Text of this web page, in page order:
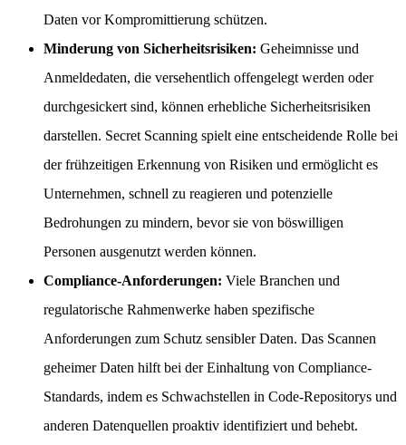
Daten vor Kompromittierung schützen.
Minderung von Sicherheitsrisiken: Geheimnisse und
Anmeldedaten, die versehentlich offengelegt werden oder
durchgesickert sind, können erhebliche Sicherheitsrisiken
darstellen. Secret Scanning spielt eine entscheidende Rolle bei
der frühzeitigen Erkennung von Risiken und ermöglicht es
Unternehmen, schnell zu reagieren und potenzielle
Bedrohungen zu mindern, bevor sie von böswilligen
Personen ausgenutzt werden können.
Compliance-Anforderungen: Viele Branchen und
regulatorische Rahmenwerke haben spezifische
Anforderungen zum Schutz sensibler Daten. Das Scannen
geheimer Daten hilft bei der Einhaltung von Compliance-
Standards, indem es Schwachstellen in Code-Repositorys und
anderen Datenquellen proaktiv identifiziert und behebt.